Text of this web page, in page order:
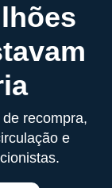
recompra,
e